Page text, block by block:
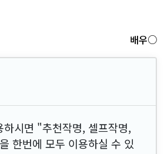
배우○
하시면 "추천작명, 셀프작명,
한번에 모두 이용하실 수 있